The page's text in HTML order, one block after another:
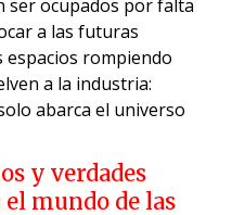
ser ocupados por falta
a las futuras
espacios rompiendo
a la industria:
abarca el universo
y verdades
mundo de las